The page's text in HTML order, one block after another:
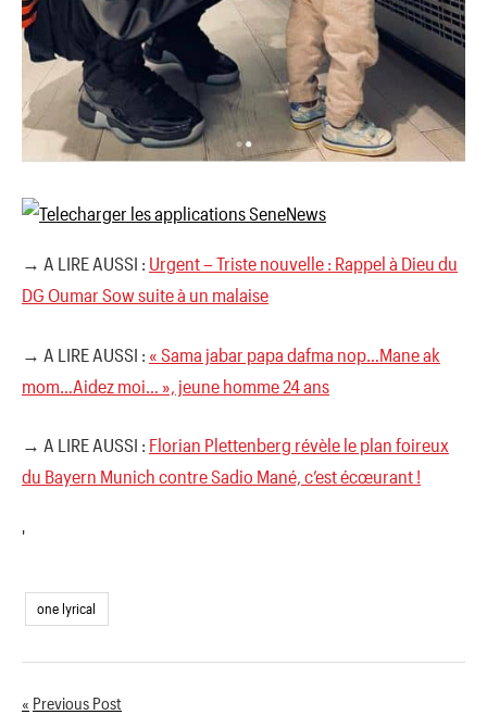
→ A LIRE AUSSI : Urgent – Triste nouvelle : Rappel à Dieu du
DG Oumar Sow suite à un malaise
→ A LIRE AUSSI : « Sama jabar papa dafma nop…Mane ak
mom…Aidez moi… », jeune homme 24 ans
→ A LIRE AUSSI : Florian Plettenberg révèle le plan foireux
du Bayern Munich contre Sadio Mané, c’est écœurant !
'
one lyrical
Previous Post